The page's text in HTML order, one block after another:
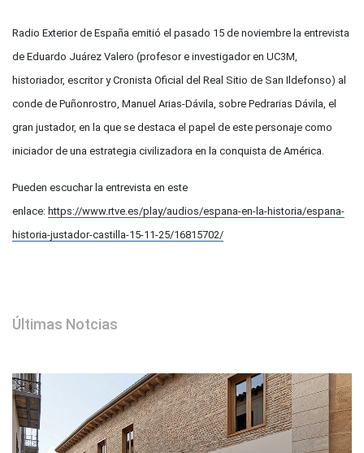
Radio Exterior de España emitió el pasado 15 de noviembre la entrevista
de Eduardo Juárez Valero (profesor e investigador en UC3M,
historiador, escritor y Cronista Oficial del Real Sitio de San Ildefonso) al
conde de Puñonrostro, Manuel Arias-Dávila, sobre Pedrarias Dávila, el
gran justador, en la que se destaca el papel de este personaje como
iniciador de una estrategia civilizadora en la conquista de América.
Pueden escuchar la entrevista en este
enlace: https://www.rtve.es/play/audios/espana-en-la-historia/espana-
historia-justador-castilla-15-11-25/16815702/
Últimas Notcias